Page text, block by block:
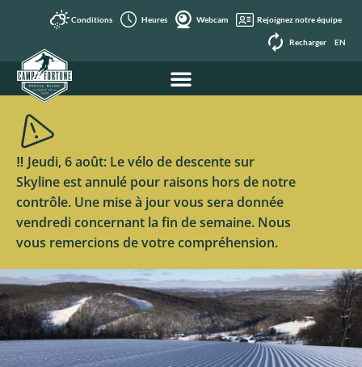
Conditions Heures Webcam Rejoignez notre équipe
Recharger EN
‼️ Jeudi, 6 août: Le vélo de descente sur
Skyline est annulé pour raisons hors de notre
contrôle. Une mise à jour vous sera donnée
vendredi concernant la fin de semaine. Nous
vous remercions de votre compréhension.